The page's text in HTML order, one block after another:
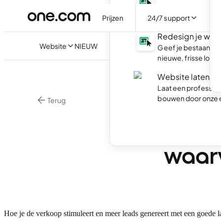
Prijzen 24/7 support
Website NIEUW
Maak je eigen
minuten live.
Redesign je
Geef je bestaande
nieuwe, frisse look.
Website laten
Laat een
bouwen door onze
Terug
Hoe je de verkoop stimuleert en meer leads genereert met een goede